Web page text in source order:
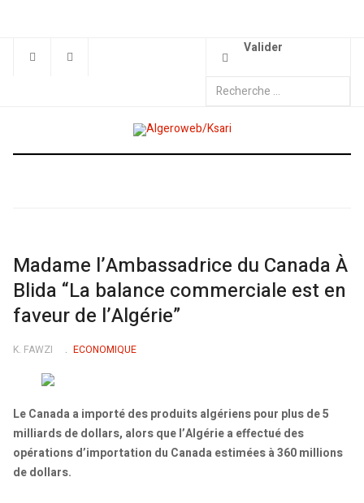
Valider
Madame l’Ambassadrice du Canada À
Blida “La balance commerciale est en
faveur de l’Algérie”
K. FAWZI ECONOMIQUE
Le Canada a importé des produits algériens pour plus de 5
milliards de dollars, alors que l’Algérie a effectué des
opérations d’importation du Canada estimées à 360 millions
de dollars.